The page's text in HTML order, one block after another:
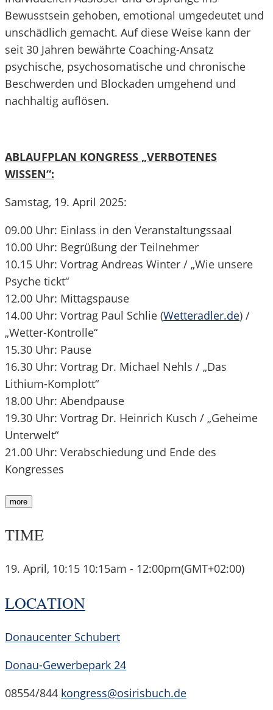
Bewusstsein gehoben, emotional umgedeutet und
unschädlich gemacht. Auf diese Weise kann der
seit 30 Jahren bewährte Coaching-Ansatz
psychische, psychosomatische und chronische
Beschwerden und Blockaden umgehend und
nachhaltig auflösen.
ABLAUFPLAN KONGRESS „VERBOTENES
WISSEN“:
Samstag, 19. April 2025:
09.00 Uhr: Einlass in den Veranstaltungssaal
10.00 Uhr: Begrüßung der Teilnehmer
10.15 Uhr: Vortrag Andreas Winter / „Wie unsere
Psyche tickt“
12.00 Uhr: Mittagspause
14.00 Uhr: Vortrag Paul Schlie (Wetteradler.de) /
„Wetter-Kontrolle“
15.30 Uhr: Pause
16.30 Uhr: Vortrag Dr. Michael Nehls / „Das
Lithium-Komplott“
18.00 Uhr: Abendpause
19.30 Uhr: Vortrag Dr. Heinrich Kusch / „Geheime
Unterwelt“
21.00 Uhr: Verabschiedung und Ende des
Kongresses
more
TIME
19. April, 10:15 10:15am - 12:00pm(GMT+02:00)
LOCATION
Donaucenter Schubert
Donau-Gewerbepark 24
08554/844 kongress@osirisbuch.de